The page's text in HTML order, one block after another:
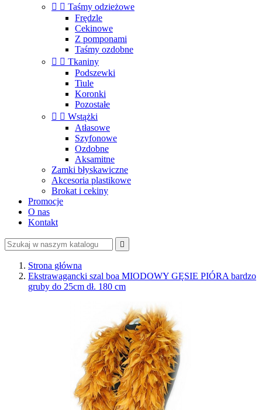
  Taśmy odzieżowe
Frędzle
Cekinowe
Z pomponami
Taśmy ozdobne
  Tkaniny
Podszewki
Tiule
Koronki
Pozostałe
  Wstążki
Atłasowe
Szyfonowe
Ozdobne
Aksamitne
Zamki błyskawiczne
Akcesoria plastikowe
Brokat i cekiny
Promocje
O nas
Kontakt

Strona główna
Ekstrawagancki szal boa MIODOWY GĘSIE PIÓRA bardzo
gruby do 25cm dł. 180 cm